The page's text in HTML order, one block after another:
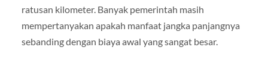
ratusan kilometer. Banyak pemerintah masih
mempertanyakan apakah manfaat jangka panjangnya
sebanding dengan biaya awal yang sangat besar.